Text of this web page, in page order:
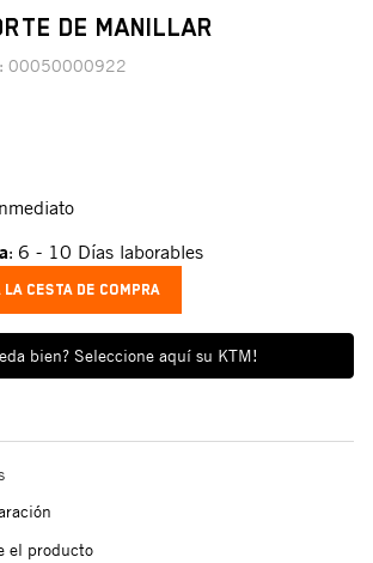
DE MANILLAR
00050000922
: 6 - 10 Días laborables
bien? Seleccione aquí su KTM!
LA CESTA DE COMPRA
el producto